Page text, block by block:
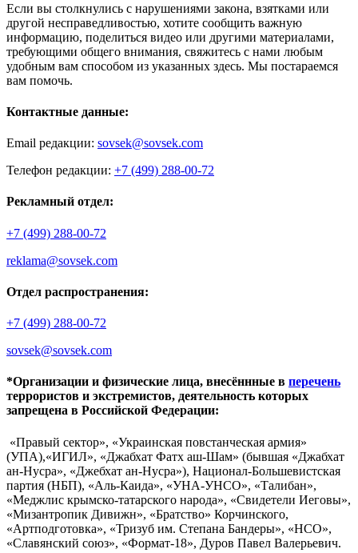
Если вы столкнулись с нарушениями закона, взятками или
другой несправедливостью, хотите сообщить важную
информацию, поделиться видео или другими материалами,
требующими общего внимания, свяжитесь с нами любым
удобным вам способом из указанных здесь. Мы постараемся
вам помочь.
Контактные данные:
Email редакции: sovsek@sovsek.com
Телефон редакции: +7 (499) 288-00-72
Рекламный отдел:
+7 (499) 288-00-72
reklama@sovsek.com
Отдел распространения:
+7 (499) 288-00-72
sovsek@sovsek.com
*Организации и физические лица, внесённные в перечень
террористов и экстремистов, деятельность которых
запрещена в Российской Федерации:
«Правый сектор», «Украинская повстанческая армия»
(УПА),«ИГИЛ», «Джабхат Фатх аш-Шам» (бывшая «Джабхат
ан-Нусра», «Джебхат ан-Нусра»), Национал-Большевистская
партия (НБП), «Аль-Каида», «УНА-УНСО», «Талибан»,
«Меджлис крымско-татарского народа», «Свидетели Иеговы»,
«Мизантропик Дивижн», «Братство» Корчинского,
«Артподготовка», «Тризуб им. Степана Бандеры», «НСО»,
«Славянский союз», «Формат-18», Дуров Павел Валерьевич.